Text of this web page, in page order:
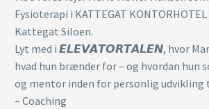
Fysioterapi i KATTEGAT
Kattegat Siloen.
Lyt med i 𝙀𝙇𝙀𝙑𝘼𝙏𝙊𝙍𝙏𝘼𝙇𝙀𝙉, hvor
hvad hun brænder for – og hvordan hun
og mentor inden for personlig udvikling
– Coaching